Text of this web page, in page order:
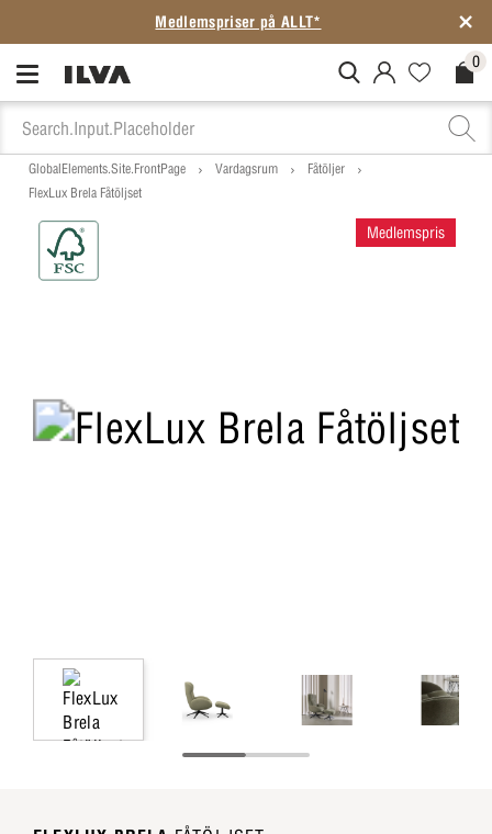
Medlemspriser på ALLT*
MitIlva.Login 0
GlobalElements.Site.FrontPage Vardagsrum
Fåtöljer
FlexLux Brela Fåtöljset
Medlemspris